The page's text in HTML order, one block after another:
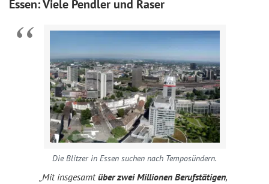
Essen: Viele Pendler und Raser
Die Blitzer in Essen suchen nach Temposündern.
„Mit insgesamtüber zwei ­Millionen Berufstätigen,